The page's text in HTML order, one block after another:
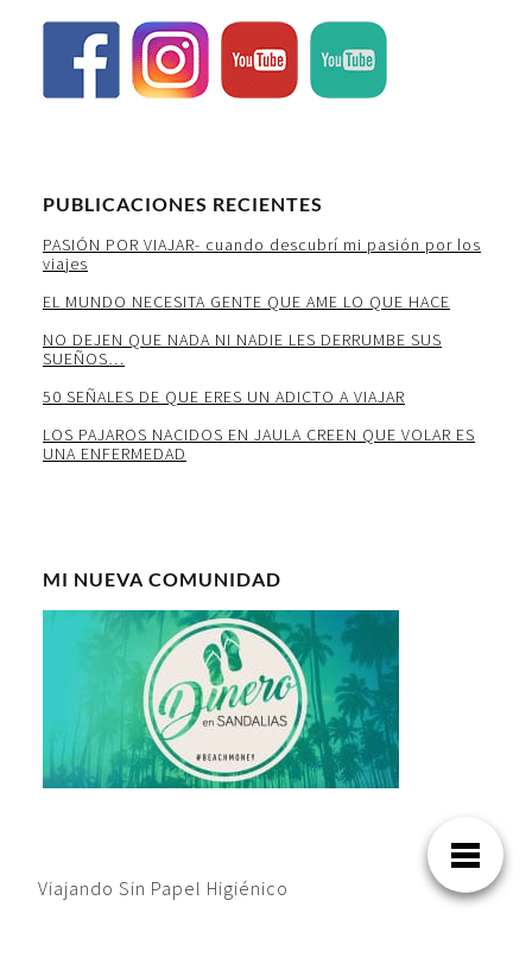
PUBLICACIONES RECIENTES
PASIÓN POR VIAJAR- cuando descubrí mi pasión por los
viajes
EL MUNDO NECESITA GENTE QUE AME LO QUE HACE
NO DEJEN QUE NADA NI NADIE LES DERRUMBE SUS
SUEÑOS…
50 SEÑALES DE QUE ERES UN ADICTO A VIAJAR
LOS PAJAROS NACIDOS EN JAULA CREEN QUE VOLAR ES
UNA ENFERMEDAD
MI NUEVA COMUNIDAD
Viajando Sin Papel Higiénico